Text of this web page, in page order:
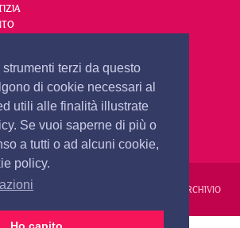
terzi da questo
di cookie necessari al
utili alle finalità illustrate
Se vuoi saperne di più o
a tutti o ad alcuni cookie,
policy.
PRIVACY E COOKIES ARCHIVIO